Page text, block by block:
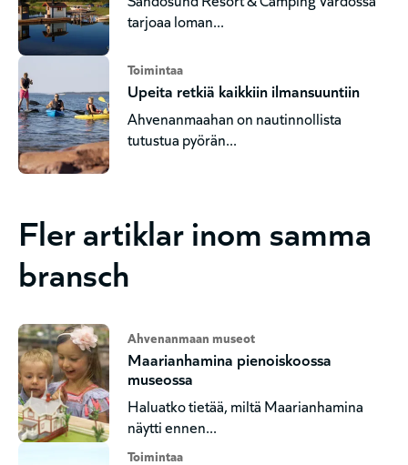
tarjoaa loman...
Toimintaa
Upeita retkiä kaikkiin ilmansuuntiin
Ahvenanmaahan on nautinnollista
tutustua pyörän...
Fler artiklar inom samma
bransch
Ahvenanmaan museot
Maarianhamina pienoiskoossa
museossa
Haluatko tietää, miltä Maarianhamina
näytti ennen...
Toimintaa